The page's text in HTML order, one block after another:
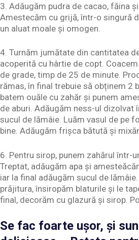
3. Adăugăm pudra de cacao, făina
Amestecăm cu grijă, într-o singură
un aluat moale și omogen.
4. Turnăm jumătate din cantitatea
acoperită cu hârtie de copt.
de grade, timp de 25 de minute.
rămas, în final trebuie să obținem 2
batem ouăle cu zahăr și punem
de aburi. Adăugăm ness-ul dizolvat
sucul de lămâie. Luăm vasul de pe
bine. Adăugăm frișca bătută și
6. Pentru sirop, punem zahărul într-
Treptat, adăugăm apa și
iar la final adăugăm sucul de
prăjitura, însiropăm blaturile și le
final, decorăm cu glazură și sirop.
Se fac foarte ușor, și